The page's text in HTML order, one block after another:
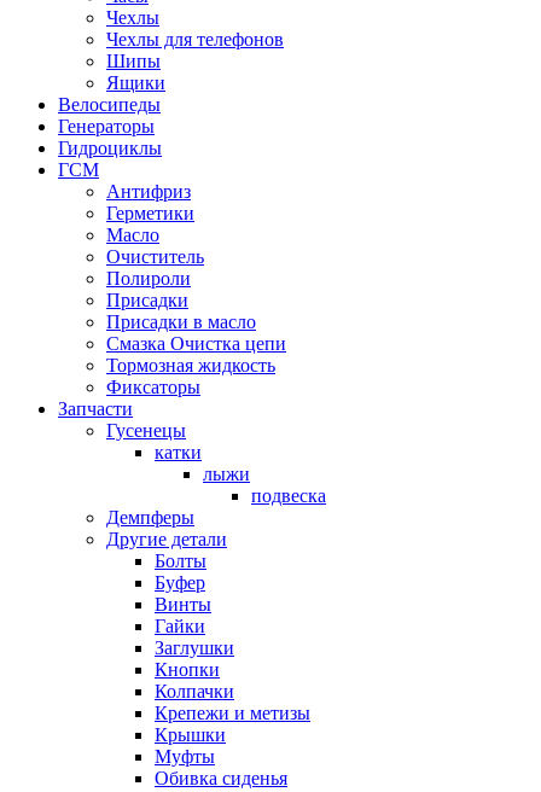
Чехлы
Чехлы для телефонов
Шипы
Ящики
Велосипеды
Генераторы
Гидроциклы
ГСМ
Антифриз
Герметики
Масло
Очиститель
Полироли
Присадки
Присадки в масло
Смазка Очистка цепи
Тормозная жидкость
Фиксаторы
Запчасти
Гусенецы
катки
лыжи
подвеска
Демпферы
Другие детали
Болты
Буфер
Винты
Гайки
Заглушки
Кнопки
Колпачки
Крепежи и метизы
Крышки
Муфты
Обивка сиденья